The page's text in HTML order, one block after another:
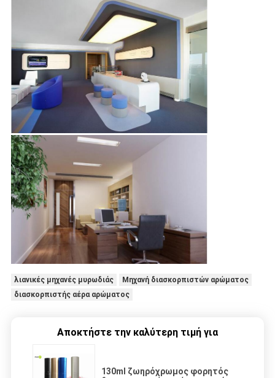
λιανικές μηχανές μυρωδιάς
Μηχανή διασκορπιστών αρώματος
διασκορπιστής αέρα αρώματος
Αποκτήστε την καλύτερη τιμή για
130ml ζωηρόχρωμος φορητός